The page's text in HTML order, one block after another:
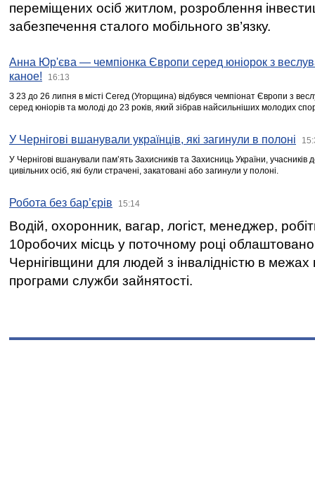
переміщених осіб житлом, розроблення
забезпечення сталого мобільного зв’язку.
Анна Юр'єва — чемпіонка Європи серед юніорок з
каное!
16:13
З 23 до 26 липня в місті Сегед (Угорщина) відбувся чемпіонат Європи з
серед юніорів та молоді до 23 років, який зібрав найсильніших молодих
У Чернігові вшанували українців, які загинули в полоні
У Чернігові вшанували пам’ять Захисників та Захисниць України,
цивільних осіб, які були страчені, закатовані або загинули у полоні.
Робота без бар’єрів 15:14
Водій, охоронник, вагар, логіст, менеджер,
10робочих місць у поточному році
Чернігівщини для людей з інвалідністю в межах
програми служби зайнятості.